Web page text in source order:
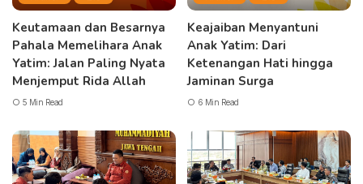
Keutamaan dan Besarnya
Pahala Memelihara Anak
Yatim: Jalan Paling Nyata
Menjemput Rida Allah
5 Min Read
Keajaiban Menyantuni
Anak Yatim: Dari
Ketenangan Hati hingga
Jaminan Surga
6 Min Read